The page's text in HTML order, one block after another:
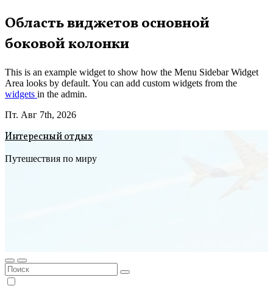
Перейти
к
содержимому
Область виджетов основной
боковой колонки
This is an example widget to show how the Menu Sidebar Widget
Area looks by default. You can add custom widgets from the
widgets in the admin.
Пт. Авг 7th, 2026
Интересный отдых
Путешествия по миру